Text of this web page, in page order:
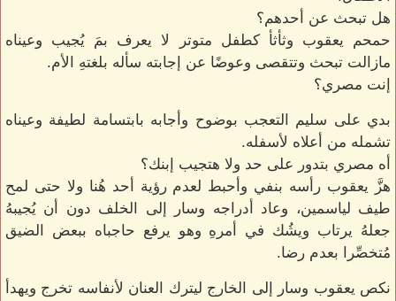
هل تبحث عن أحدهم؟
حمحم يعقوب وثأثأ كطفل متوتر لا يعرف بمَ يُجيب وعيناه
مازالت تبحث وتتقصى وعوضًا عن إجابته سأله بلغتهِ الأم.
إنت مصري؟
بدي على سليم التعجب بوضوح وأجابه بابتسامة لطيفة وعيناه
تشمله من أعلاه لأسفله.
أه مصري بتدور على حد ولا هتجيب إبنك؟
هزَّ يعقوب رأسه بنفي وأحبط لعدم رؤية أحد هُنا ولا حتى لمح
طيف لياسمين، وعاد أدراجه وسار إلى الخلف دون أن يُجيبهُ
جعلهُ يرتاب ويشُك في أمرهِ وهو يرفع حاجباه ببعض الضيق
مُتخصِّرا بعدم رضا.
نكص يعقوب وسار إلى الخارج ليترك العنان لأنفاسه تخرج ويهدأ